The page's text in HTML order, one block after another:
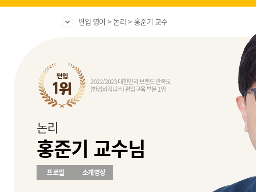
편입 영어 논리 홍준기 교수
편입
1위
2022/2023 대한민국 브랜드 만족도
(한경비지니스) 편입교육 부문 1위
논리
홍준기 교수님
프로필 소개영상